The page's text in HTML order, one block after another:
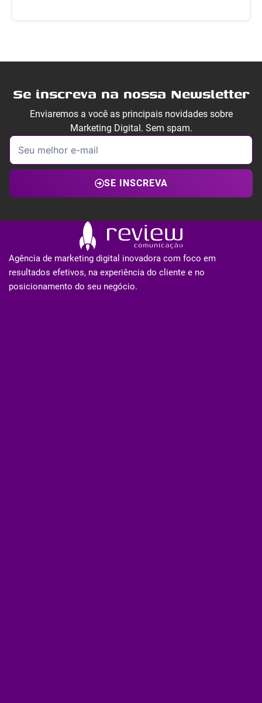
Se inscreva na nossa Newsletter
Enviaremos a você as principais novidades sobre
Marketing Digital. Sem spam.
SE INSCREVA
Agência de marketing digital inovadora com foco em
resultados efetivos, na experiência do cliente e no
posicionamento do seu negócio.